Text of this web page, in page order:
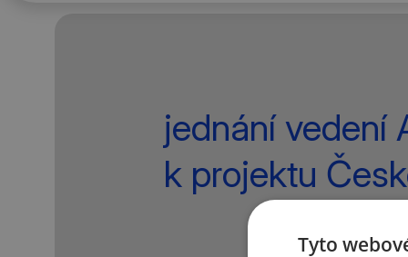
jednání vedení
k projektu
Tyto